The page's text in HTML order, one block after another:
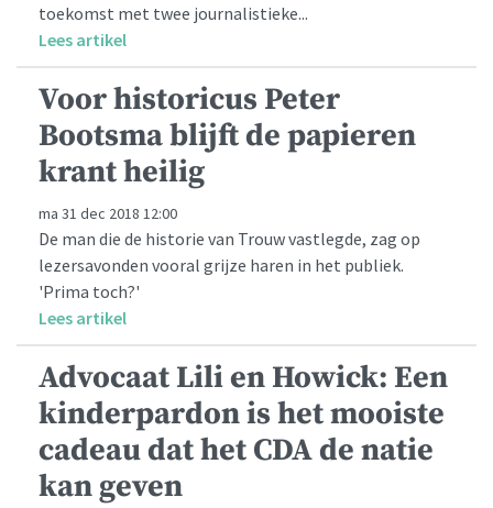
toekomst met twee journalistieke...
Lees artikel
Voor historicus Peter
Bootsma blijft de papieren
krant heilig
ma 31 dec 2018 12:00
De man die de historie van Trouw vastlegde, zag op
lezersavonden vooral grijze haren in het publiek.
'Prima toch?'
Lees artikel
Advocaat Lili en Howick: Een
kinderpardon is het mooiste
cadeau dat het CDA de natie
kan geven